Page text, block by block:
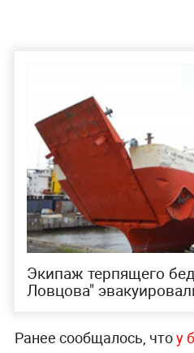
Экипаж терпящего
Ловцова"
Ранее сообщалось, чтоу